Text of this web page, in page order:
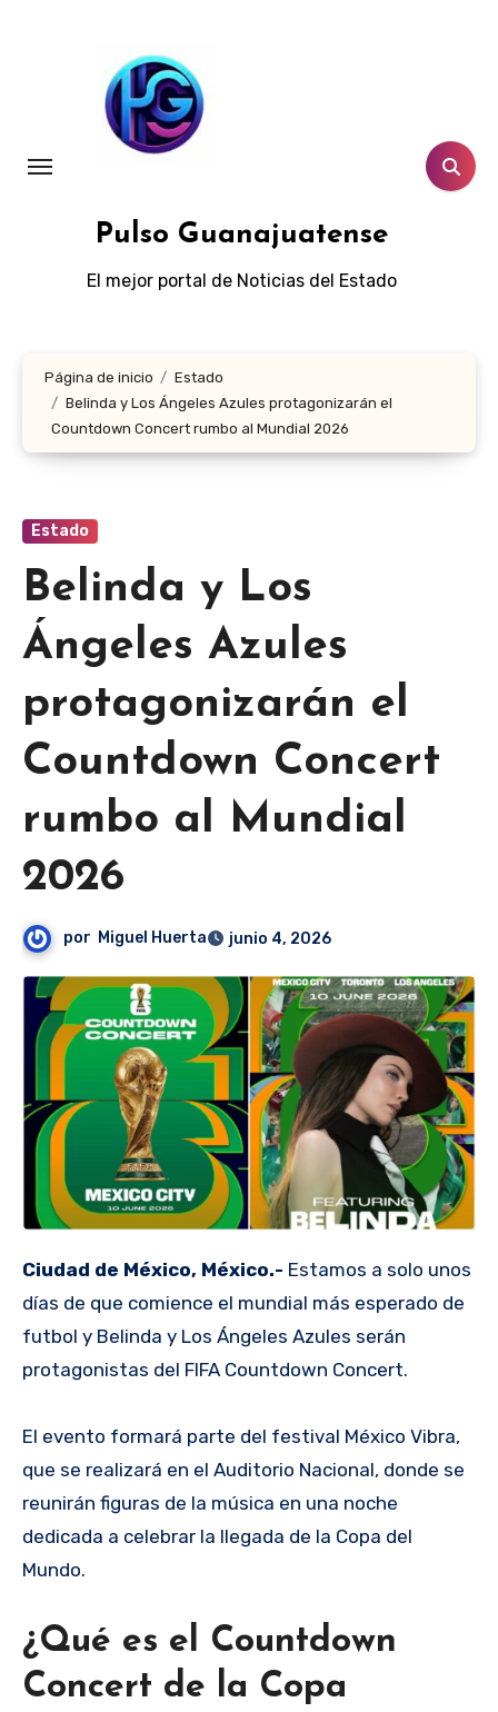
Pulso Guanajuatense
El mejor portal de Noticias del Estado
Página de inicio
Estado
Belinda y Los Ángeles Azules protagonizarán el
Countdown Concert rumbo al Mundial 2026
Estado
Belinda y Los
Ángeles Azules
protagonizarán el
Countdown Concert
rumbo al Mundial
2026
por Miguel Huerta junio 4, 2026
Ciudad de México, México.- Estamos a solo unos
días de que comience el mundial más esperado de
futbol y Belinda y Los Ángeles Azules serán
protagonistas del FIFA Countdown Concert.
El evento formará parte del festival México Vibra,
que se realizará en el Auditorio Nacional, donde se
reunirán figuras de la música en una noche
dedicada a celebrar la llegada de la Copa del
Mundo.
¿Qué es el Countdown
Concert de la Copa